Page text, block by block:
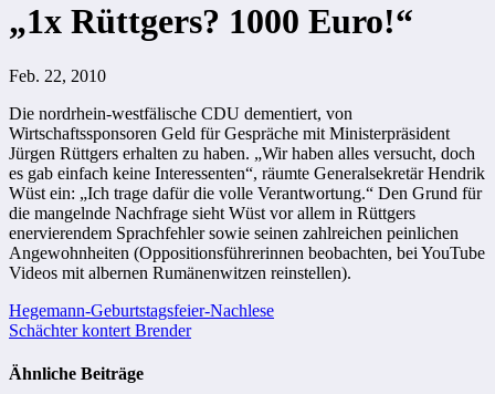
„1x Rüttgers? 1000 Euro!“
Feb. 22, 2010
Die nordrhein-westfälische CDU dementiert, von
Wirtschaftssponsoren Geld für Gespräche mit Ministerpräsident
Jürgen Rüttgers erhalten zu haben. „Wir haben alles versucht, doch
es gab einfach keine Interessenten“, räumte Generalsekretär Hendrik
Wüst ein: „Ich trage dafür die volle Verantwortung.“ Den Grund für
die mangelnde Nachfrage sieht Wüst vor allem in Rüttgers
enervierendem Sprachfehler sowie seinen zahlreichen peinlichen
Angewohnheiten (Oppositionsführerinnen beobachten, bei YouTube
Videos mit albernen Rumänenwitzen reinstellen).
Beitragsnavigation
Hegemann-Geburtstagsfeier-Nachlese
Schächter kontert Brender
Ähnliche Beiträge